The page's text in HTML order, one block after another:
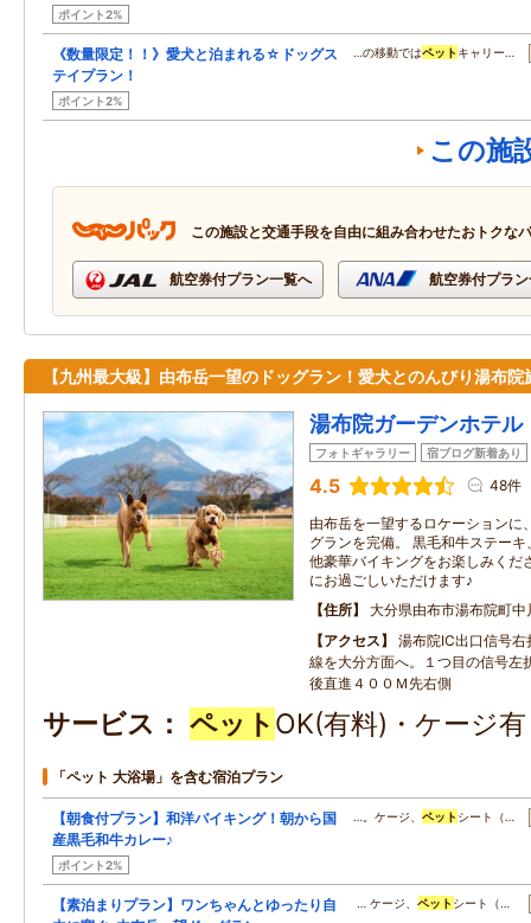
ポイント2%
《数量限定！！》愛犬と泊まれる☆ドッグス
テイプラン！
ポイント2%
…の移動ではペット キャリー…
この施
この施設と交通手段を自由に組み合わせたおトクな
航空券付プラン一覧へ 航空券付プラ
【九州最大級】由布岳一望のドッグラン！愛犬とのんびり湯布院
湯布院ガーデンホテル
フォトギャラリー 宿ブログ新着あり
4.5 48件
由布岳を一望するロケーションに
グランを完備。 黒毛和牛ステー
他豪華バイキングをお楽しみくだ
にお過ごしいただけます♪
住所
大分県由布市湯布院町中
アクセス
湯布院IC出口信号
線を大分方面へ。１つ目の信号左
後直進４００Ｍ先右側
サービス ペット OK(有料)・ケージ
「ペット 大浴場」を含む宿泊プラン
【朝食付プラン】和洋バイキング！朝から国
産黒毛和牛カレー♪
ポイント2%
…。ケージ、 ペット シート（…
【素泊まりプラン】ワンちゃんとゆったり自
… ケージ、ペット シート（…